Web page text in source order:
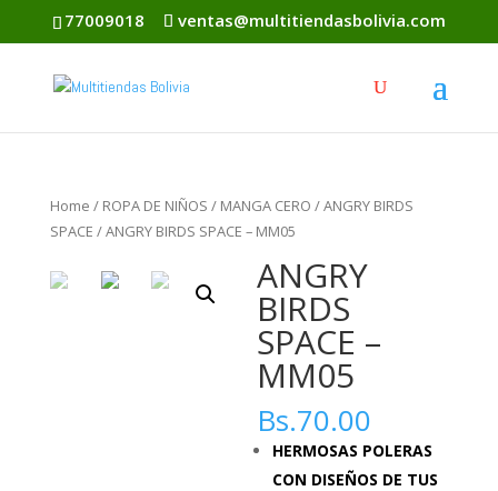
77009018 ventas@multitiendasbolivia.com
Home / ROPA DE NIÑOS / MANGA CERO /ANGRY BIRDS
SPACE / ANGRY BIRDS SPACE – MM05
ANGRY
BIRDS
SPACE –
MM05
Bs.70.00
HERMOSAS POLERAS
CON DISEÑOS DE TUS